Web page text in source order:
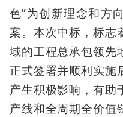
色”为创新理念和方
案。本次中标，标志
域的工程总承包领先
正式签署并顺利实施
产生积极影响，有助
产线和全周期全价值